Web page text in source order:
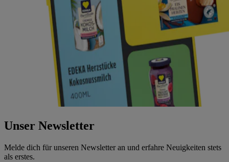
Unser Newsletter
Melde dich für unseren Newsletter an und erfahre Neuigkeiten stets
als erstes.